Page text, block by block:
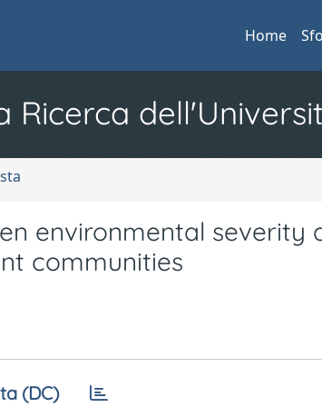
Home
environmental severity
communities
(DC)